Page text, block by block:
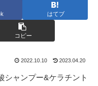
はてブ
コピー
2022.10.10 2023.04.20
シャンプー&ケラチント